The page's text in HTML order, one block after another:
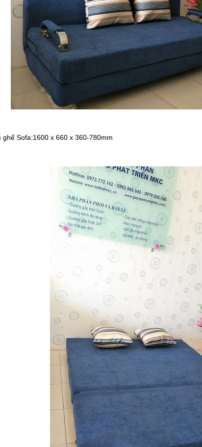
ghế Sofa:1600 x 660 x 360-780mm